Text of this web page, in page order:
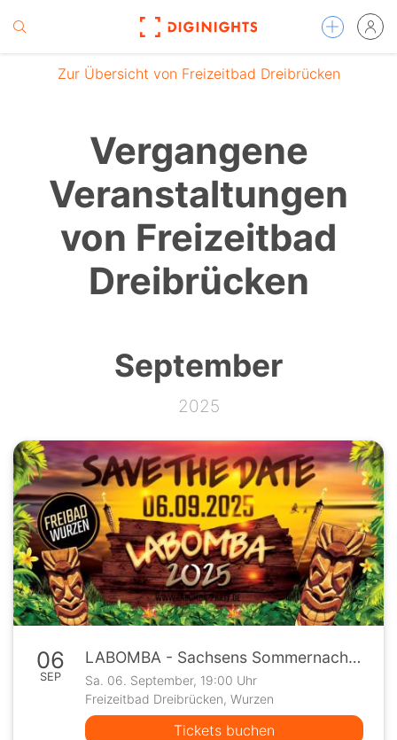
Zur Übersicht von Freizeitbad Dreibrücken
Vergangene
Veranstaltungen
von Freizeitbad
Dreibrücken
September
2025
06
SEP
LABOMBA - Sachsens Sommernachts Open Air 2025
Sa. 06. September, 19:00 Uhr
Freizeitbad Dreibrücken, Wurzen
Tickets buchen